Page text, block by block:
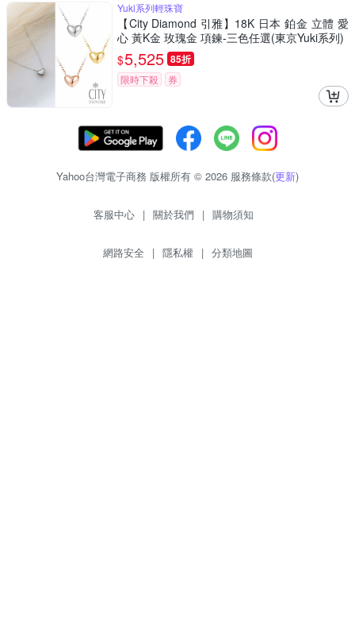
Yuki系列輕珠寶
【City Diamond 引雅】18K 日本 鉑金 立體 愛
心 黃K金 玫瑰金 項鍊-三色任選(東京Yuki系列)
$5,525 85折
限時下殺 券
Yahoo台灣電子商務 版權所有 © 2026 服務條款(更新)
客服中心 | 關於我們 | 購物須知
網路安全 | 隱私權 | 分類地圖